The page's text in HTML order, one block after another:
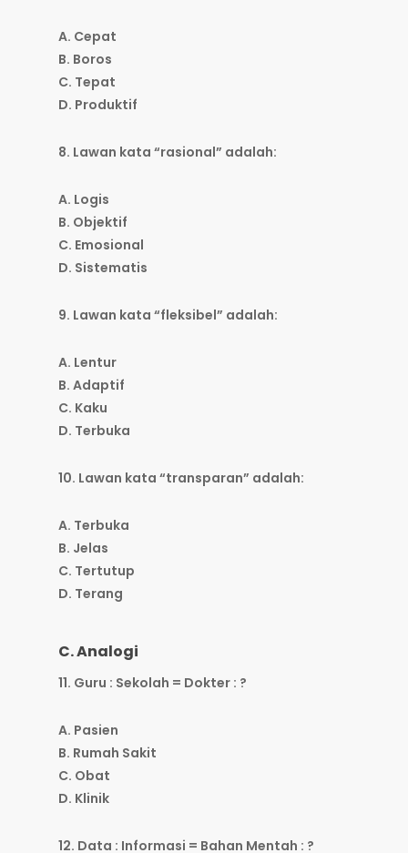
A. Cepat
B. Boros
C. Tepat
D. Produktif
8. Lawan kata “rasional” adalah:
A. Logis
B. Objektif
C. Emosional
D. Sistematis
9. Lawan kata “fleksibel” adalah:
A. Lentur
B. Adaptif
C. Kaku
D. Terbuka
10. Lawan kata “transparan” adalah:
A. Terbuka
B. Jelas
C. Tertutup
D. Terang
C. Analogi
11. Guru : Sekolah = Dokter : ?
A. Pasien
B. Rumah Sakit
C. Obat
D. Klinik
12. Data : Informasi = Bahan Mentah : ?